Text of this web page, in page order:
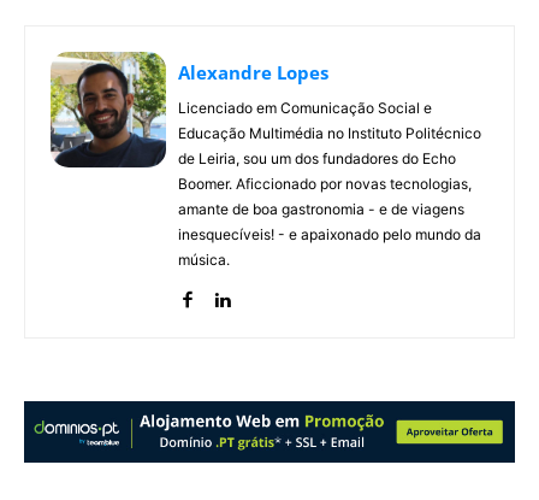
Alexandre Lopes
Licenciado em Comunicação Social e
Educação Multimédia no Instituto Politécnico
de Leiria, sou um dos fundadores do Echo
Boomer. Aficcionado por novas tecnologias,
amante de boa gastronomia - e de viagens
inesquecíveis! - e apaixonado pelo mundo da
música.